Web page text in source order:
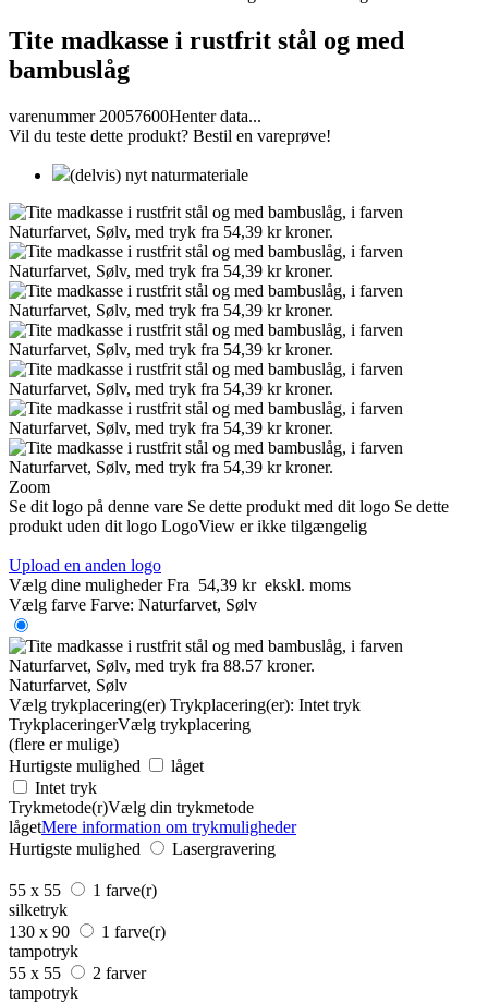
Tite madkasse i rustfrit stål og med
bambuslåg
varenummer 20057600Henter data...
Vil du teste dette produkt? Bestil en vareprøve!
(delvis) nyt naturmateriale
Zoom
Se dit logo på denne vare Se dette produkt med dit logo Se dette
produkt uden dit logo LogoView er ikke tilgængelig
Upload en anden logo
Vælg dine muligheder Fra 54,39 kr ekskl. moms
Vælg farve Farve: Naturfarvet, Sølv
Naturfarvet, Sølv
Vælg trykplacering(er) Trykplacering(er): Intet tryk
TrykplaceringerVælg trykplacering
(flere er mulige)
Hurtigste mulighed
låget
Intet tryk
Trykmetode(r)Vælg din trykmetode
lågetMere information om trykmuligheder
Hurtigste mulighed
Lasergravering
55 x 55
1 farve(r)
silketryk
130 x 90
1 farve(r)
tampotryk
55 x 55
2 farver
tampotryk